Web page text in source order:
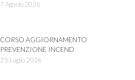
7 Agosto 2026
CORSO AGGIORNAMENTO
PREVENZIONE INCEND
23 Luglio 2026